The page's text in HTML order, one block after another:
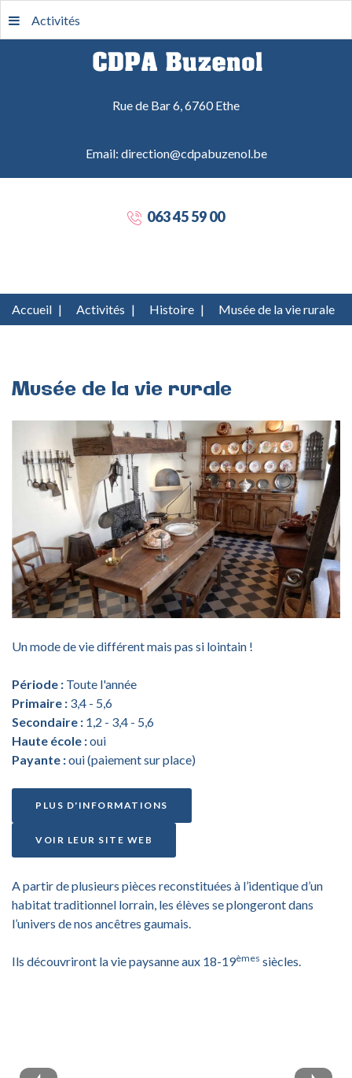
Rue de Bar 6, 6760 Ethe
Email: direction@cdpabuzenol.be
Activités
063 45 59 00
Accueil | Activités | Histoire | Musée de la vie rurale
Musée de la vie rurale
Un mode de vie différent mais pas si lointain !
Période : Toute l'année
Primaire : 3,4 - 5,6
Secondaire : 1,2 - 3,4 - 5,6
Haute école :oui
Payante :oui (paiement sur place)
PLUS D'INFORMATIONS
VOIR LEUR SITE WEB
A partir de plusieurs pièces reconstituées à l’identique d’un
habitat traditionnel lorrain, les élèves se plongeront dans
l’univers de nos ancêtres gaumais.
Ils découvriront la vie paysanne aux 18-19èmes siècles.